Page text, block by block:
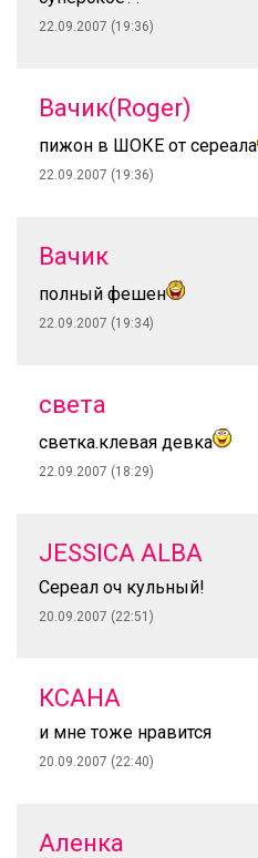
22.09.2007 (19:36)
Вачик(Roger)
пижон в ШОКЕ от сереала
22.09.2007 (19:36)
Вачик
полный фешен
22.09.2007 (19:34)
света
светка.клевая девка
22.09.2007 (18:29)
JESSICA ALBA
Сереал оч кульный!
20.09.2007 (22:51)
КСАНА
и мне тоже нравится
20.09.2007 (22:40)
Аленка